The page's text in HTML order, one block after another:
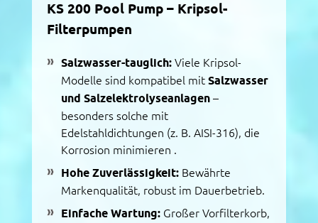
KS 200 Pool Pump – Kripsol-
Filterpumpen
Salzwasser-tauglich: Viele Kripsol-
Modelle sind kompatibel mitSalzwasser
und Salzelektrolyseanlagen –
besonders solche mit
Edelstahldichtungen (z. B. AISI-316), die
Korrosion minimieren
Hohe Zuverlässigkeit: Bewährte
Markenqualität, robust im Dauerbetrieb.
Einfache Wartung: Großer Vorfilterkorb,